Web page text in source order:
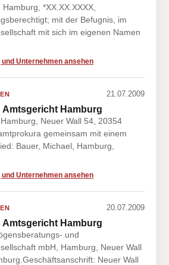
*XX.XX.XXXX,
mit der Befugnis, im
mit sich im eigenen Namen
Unternehmen ansehen
21.07.2009
Amtsgericht Hamburg
Neuer Wall 54, 20354
gemeinsam mit einem
Bauer, Michael, Hamburg,
Unternehmen ansehen
20.07.2009
Amtsgericht Hamburg
und
mbH, Hamburg, Neuer Wall
Neuer Wall